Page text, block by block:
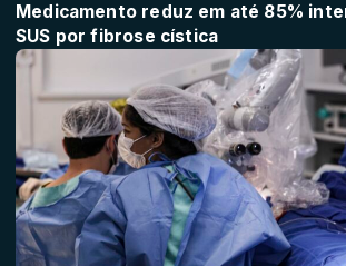
Medicamento reduz em até 85%
SUS por fibrose cística